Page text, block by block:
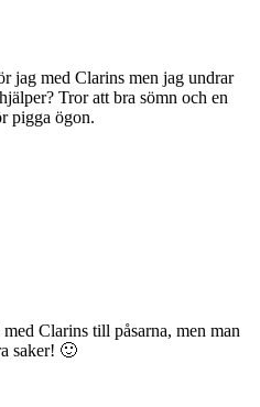
jag med Clarins men jag undrar
Tror att bra sömn och en
pigga ögon.
Clarins till påsarna, men man
saker! 🙂